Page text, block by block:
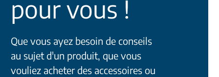
pour vous !
Que vous ayez besoin de conseils
au sujet d'un produit, que vous
vouliez acheter des accessoires ou